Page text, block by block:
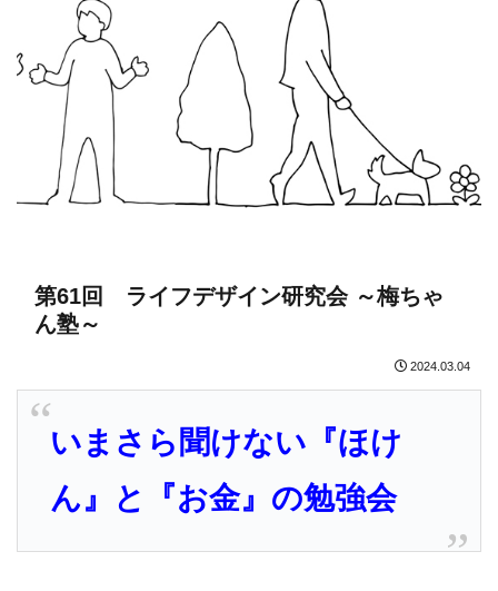
第61回 ライフデザイン研究会 ～梅ちゃ
ん塾～
2024.03.04
いまさら聞けない『ほけ
ん』と『お金』の勉強会